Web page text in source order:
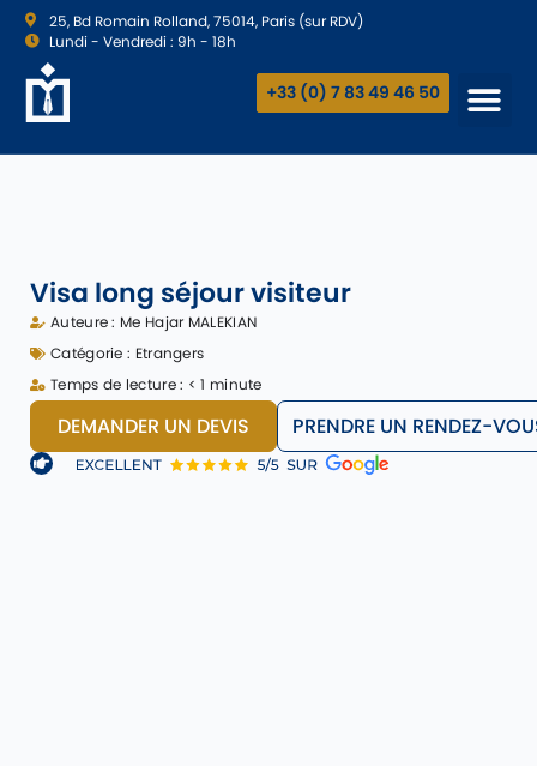
25, Bd Romain Rolland, 75014, Paris (sur RDV)
Lundi - Vendredi : 9h - 18h
+33 (0) 7 83 49 46 50
Visa long séjour visiteur
Auteure : Me Hajar MALEKIAN
Catégorie : Etrangers
Temps de lecture : < 1 minute
DEMANDER UN DEVIS PRENDRE UN RENDEZ-